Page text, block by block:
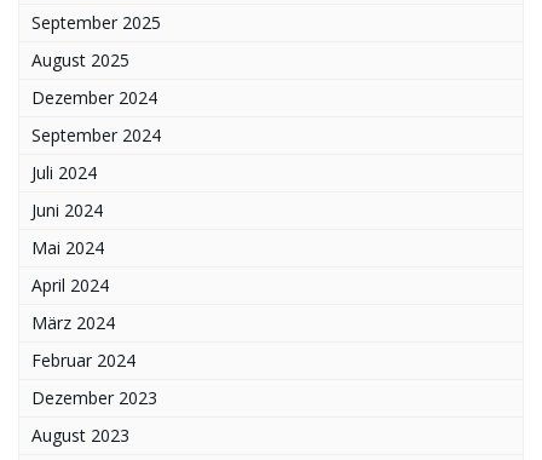
September 2025
August 2025
Dezember 2024
September 2024
Juli 2024
Juni 2024
Mai 2024
April 2024
März 2024
Februar 2024
Dezember 2023
August 2023